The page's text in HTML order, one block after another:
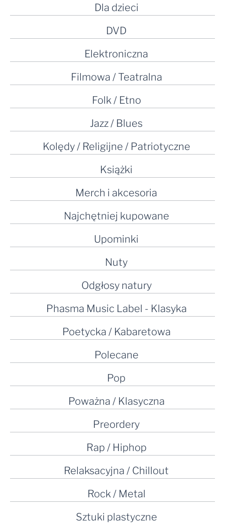
Dla dzieci
DVD
Elektroniczna
Filmowa / Teatralna
Folk / Etno
Jazz / Blues
Kolędy / Religijne / Patriotyczne
Książki
Merch i akcesoria
Najchętniej kupowane
Upominki
Nuty
Odgłosy natury
Phasma Music Label - Klasyka
Poetycka / Kabaretowa
Polecane
Pop
Poważna / Klasyczna
Preordery
Rap / Hiphop
Relaksacyjna / Chillout
Rock / Metal
Sztuki plastyczne